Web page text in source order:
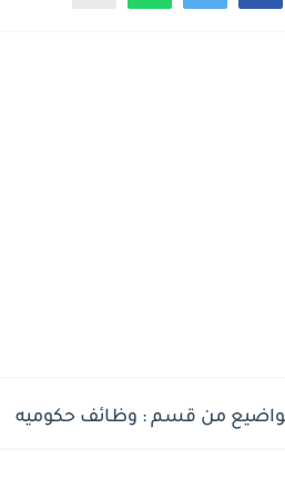
من قسم : وظائف حكوميه